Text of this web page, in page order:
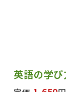
英語の学び